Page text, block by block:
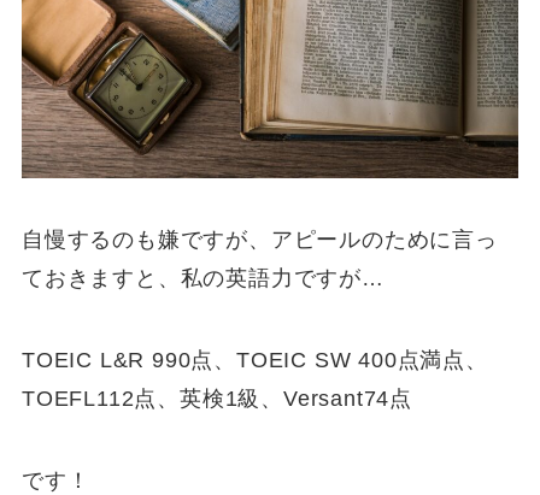
自慢するのも嫌ですが、アピールのために言っ
ておきますと、私の英語力ですが…
TOEIC L&R 990点、TOEIC SW 400点満点、
TOEFL112点、英検1級、Versant74点
です！